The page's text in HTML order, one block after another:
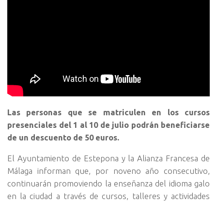
Las personas que se matriculen en los cursos
presenciales del 1 al 10 de julio podrán beneficiarse
de un descuento de 50 euros.
El Ayuntamiento de Estepona y la Alianza Francesa de
Málaga informan que, por noveno año consecutivo,
continuarán promoviendo la enseñanza del idioma galo
en la ciudad a través de cursos, talleres y actividades